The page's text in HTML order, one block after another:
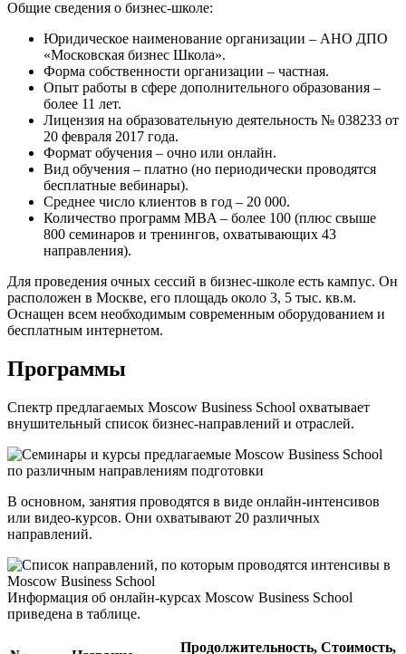
Общие сведения о бизнес-школе:
Юридическое наименование организации – АНО ДПО
«Московская бизнес Школа».
Форма собственности организации – частная.
Опыт работы в сфере дополнительного образования –
более 11 лет.
Лицензия на образовательную деятельность № 038233 от
20 февраля 2017 года.
Формат обучения – очно или онлайн.
Вид обучения – платно (но периодически проводятся
бесплатные вебинары).
Среднее число клиентов в год – 20 000.
Количество программ MBA – более 100 (плюс свыше
800 семинаров и тренингов, охватывающих 43
направления).
Для проведения очных сессий в бизнес-школе есть кампус. Он
расположен в Москве, его площадь около 3, 5 тыс. кв.м.
Оснащен всем необходимым современным оборудованием и
бесплатным интернетом.
Программы
Спектр предлагаемых Moscow Business School охватывает
внушительный список бизнес-направлений и отраслей.
В основном, занятия проводятся в виде онлайн-интенсивов
или видео-курсов. Они охватывают 20 различных
направлений.
Информация об онлайн-курсах Moscow Business School
приведена в таблице.
Продолжительность, Стоимость,